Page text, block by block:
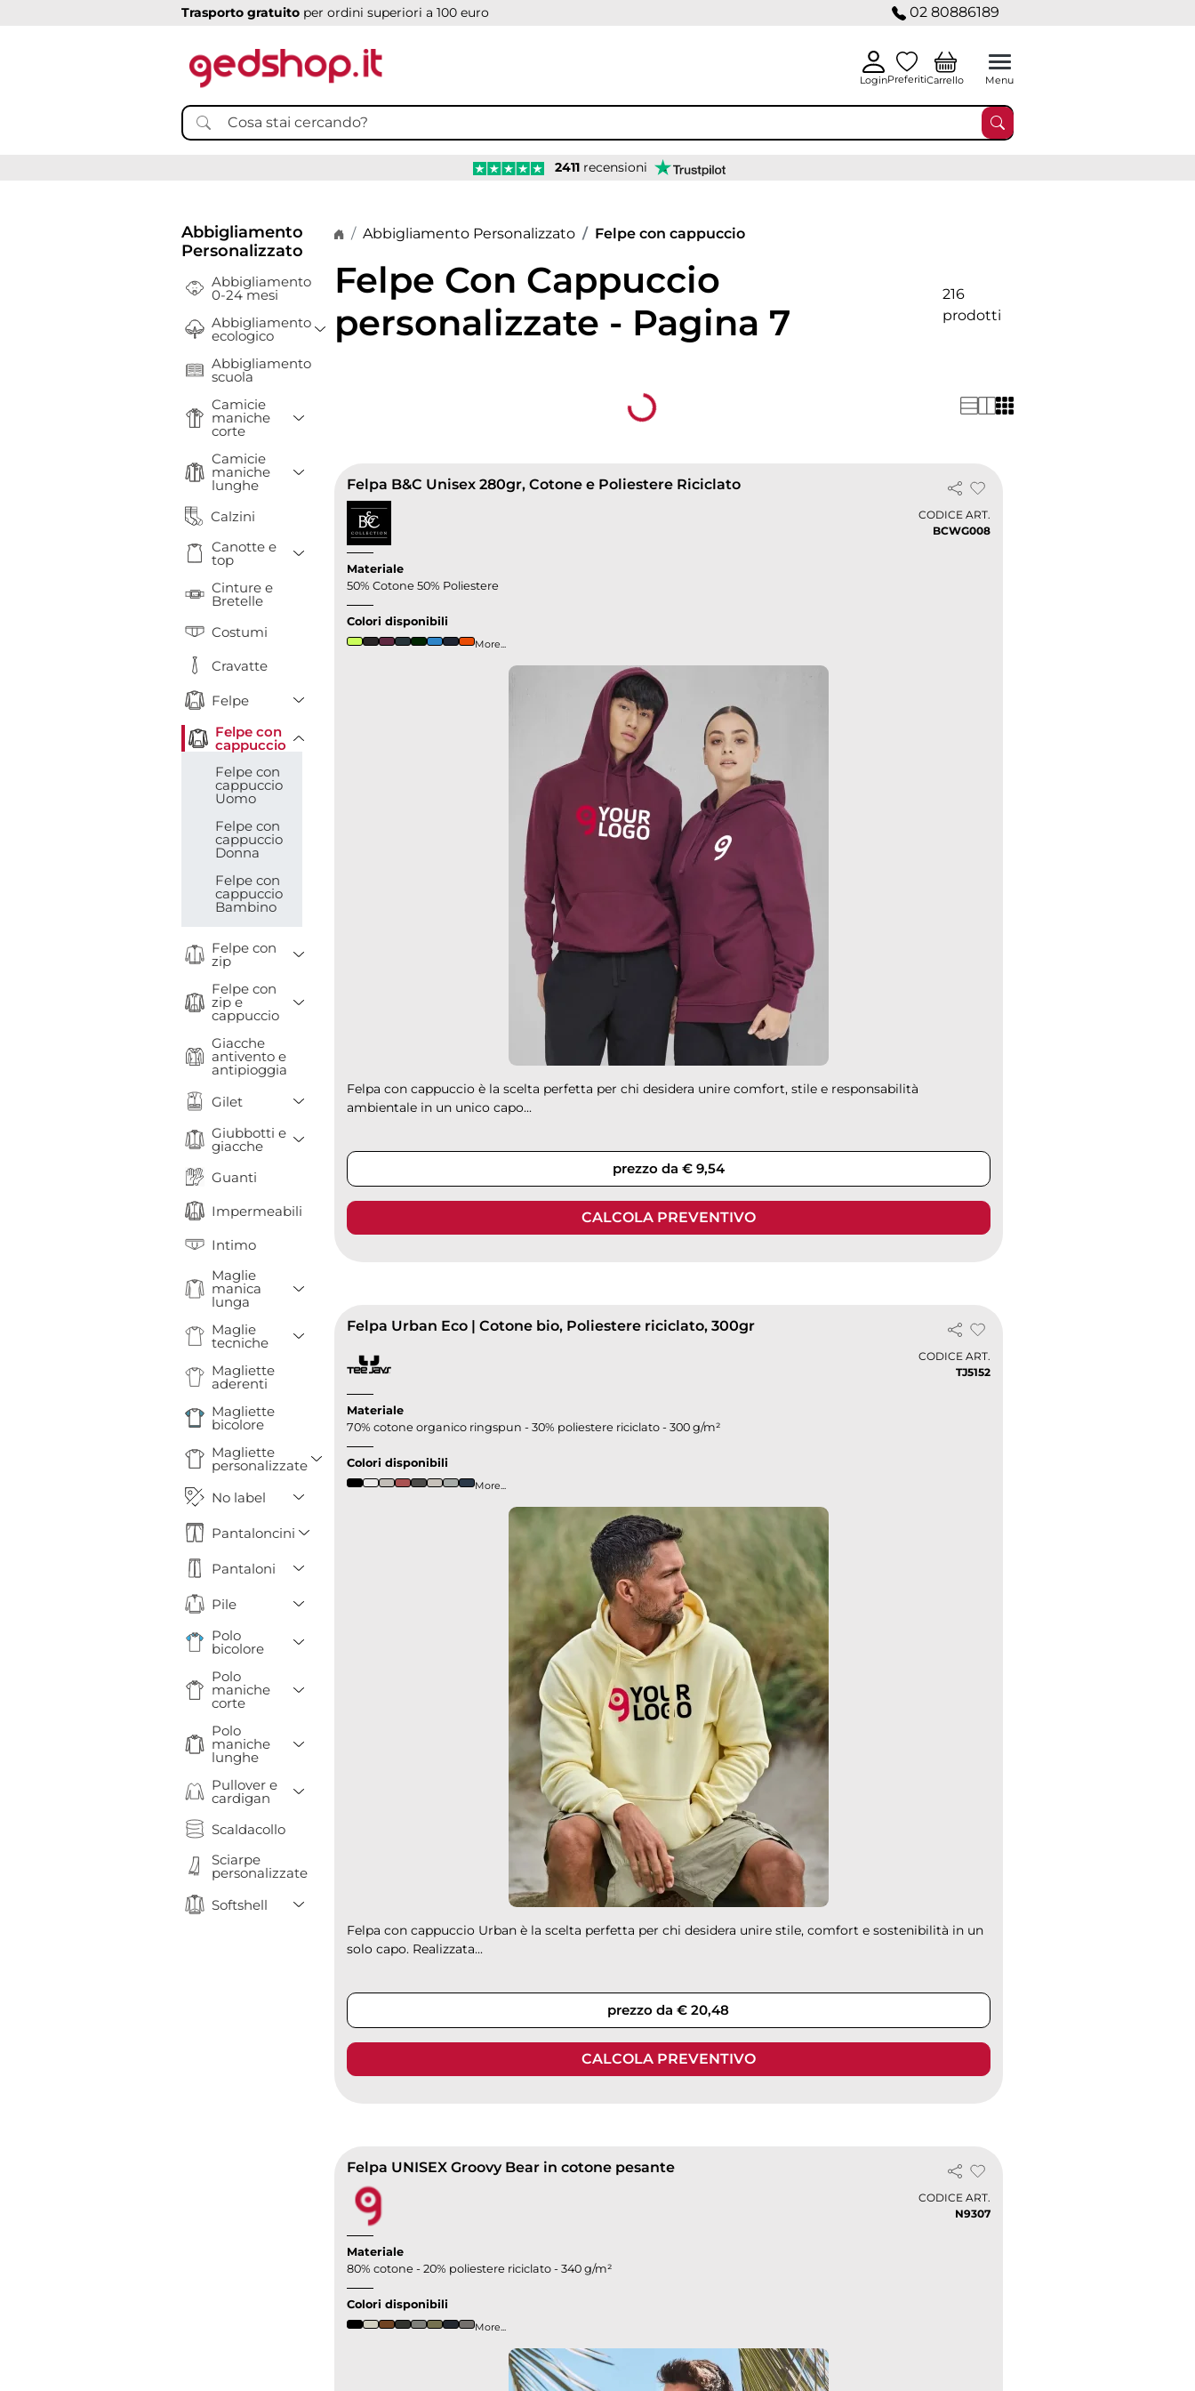
Trasporto gratuito per ordini superiori a 100 euro 02 80886189
LoginPreferitiCarrello Menu
2411 recensioni
Abbigliamento
Personalizzato
Abbigliamento
0-24 mesi
Abbigliamento
ecologico
Toggle Dropdown
Abbigliamento
scuola
Camicie
maniche
corte
Toggle Dropdown
Camicie
maniche
lunghe
Toggle Dropdown
Calzini
Canotte e
top
Toggle Dropdown
Cinture e
Bretelle
Costumi
Cravatte
Felpe Toggle Dropdown
Felpe con
cappuccio
Toggle Dropdown
Felpe con
cappuccio
Uomo
Felpe con
cappuccio
Donna
Felpe con
cappuccio
Bambino
Felpe con
zip
Toggle Dropdown
Felpe con
zip e
cappuccio
Toggle Dropdown
Giacche
antivento e
antipioggia
Gilet
Toggle Dropdown
Giubbotti e
giacche
Toggle Dropdown
Guanti
Impermeabili
Intimo
Maglie
manica
lunga
Toggle Dropdown
Maglie
tecniche
Toggle Dropdown
Magliette
aderenti
Magliette
bicolore
Magliette
personalizzate
Toggle Dropdown
No label Toggle Dropdown
Pantaloncini Toggle Dropdown
Pantaloni Toggle Dropdown
Pile Toggle Dropdown
Polo
bicolore
Toggle Dropdown
Polo
maniche
corte
Toggle Dropdown
Polo
maniche
lunghe
Toggle Dropdown
Pullover e
cardigan
Toggle Dropdown
Scaldacollo
Sciarpe
personalizzate
Softshell
Toggle Dropdown
Home page
Abbigliamento Personalizzato Felpe con cappuccio
Felpe Con Cappuccio
personalizzate - Pagina 7
216
prodotti
Loading...
Felpa B&C Unisex 280gr, Cotone e Poliestere Riciclato
CODICE ART.
BCWG008
Materiale
50% Cotone 50% Poliestere
Colori disponibili
More...
Felpa con cappuccio è la scelta perfetta per chi desidera unire comfort, stile e responsabilità
ambientale in un unico capo...
prezzo da € 9,54
CALCOLA PREVENTIVO
Felpa Urban Eco | Cotone bio, Poliestere riciclato, 300gr
CODICE ART.
TJ5152
Materiale
70% cotone organico ringspun - 30% poliestere riciclato - 300 g/m²
Colori disponibili
More...
Felpa con cappuccio Urban è la scelta perfetta per chi desidera unire stile, comfort e sostenibilità in un
solo capo. Realizzata...
prezzo da € 20,48
CALCOLA PREVENTIVO
Felpa UNISEX Groovy Bear in cotone pesante
CODICE ART.
N9307
Materiale
80% cotone - 20% poliestere riciclato - 340 g/m²
Colori disponibili
More...